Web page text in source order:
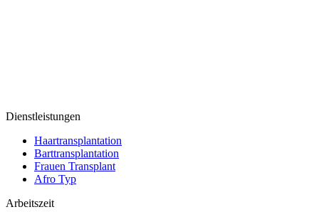
Dienstleistungen
Haartransplantation
Barttransplantation
Frauen Transplant
Afro Typ
Arbeitszeit